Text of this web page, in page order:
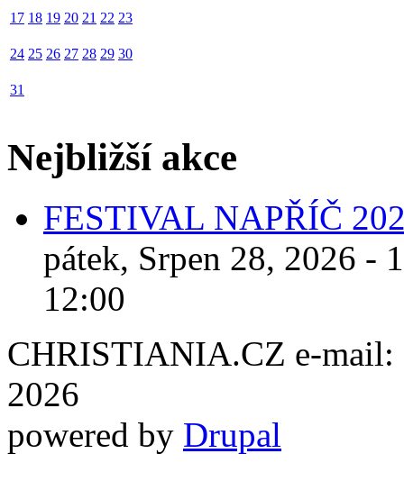
17 18 19 20 21 22 23
24 25 26 27 28 29 30
31
Nejbližší akce
FESTIVAL NAPŘÍČ
pátek, Srpen 28, 2026 -
12:00
CHRISTIANIA.CZ e-mail:
2026
powered by Drupal